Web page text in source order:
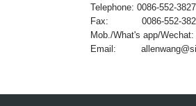
Telephone: 0086-552-
Fax: 0086-552-
Mob./What's app/
Email: